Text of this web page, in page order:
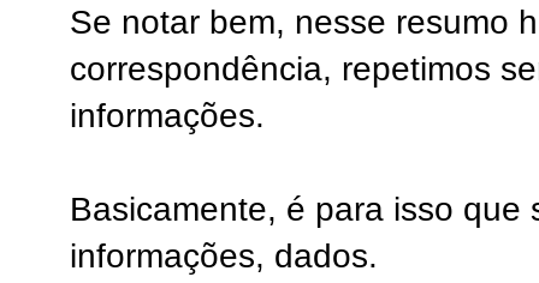
Se notar bem, nesse resumo
correspondência, repetimos
informações.
Basicamente, é para isso que
informações, dados.